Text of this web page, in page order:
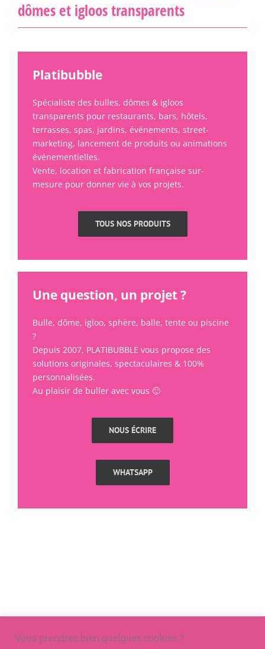
dômes et igloos transparents
Platibubble
Spécialiste des bulles, dômes & igloos
transparents pour restaurants, bars, hôtels,
terrasses, spas, jardins, événements, street-
marketing, lancement de produits ou animations
événementielles.
Vente, location et fabrication française sur-
mesure pour donner vie à vos projets.
TOUS NOS PRODUITS
Une question, un projet ?
Bulle, dôme, igloo, sphère, balle, tente ou piscine
?
Depuis 2007, PLATIBUBBLE vous propose des
solutions originales, spectaculaires & 100%
personnalisées.
Au plaisir de buller avec vous 🙂
NOUS ÉCRIRE
WHATSAPP
Vous prendrez bien quelques cookies ?